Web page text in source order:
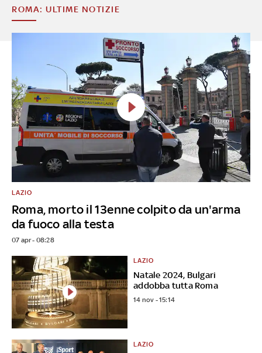
ROMA: ULTIME NOTIZIE
Roma, morto il 13enne colpito da un'arma
da fuoco alla testa
LAZIO
07 apr - 08:28
Natale 2024, Bulgari
addobba tutta Roma
LAZIO
14 nov - 15:14
LAZIO